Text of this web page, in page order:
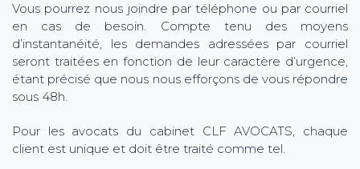
Vous pourrez nous joindre par téléphone ou par courriel
en cas de besoin. Compte tenu des moyens
d’instantanéité, les demandes adressées par courriel
seront traitées en fonction de leur caractère d’urgence,
étant précisé que nous nous efforçons de vous répondre
sous 48h.
Pour les avocats du cabinet CLF AVOCATS, chaque
client est unique et doit être traité comme tel.